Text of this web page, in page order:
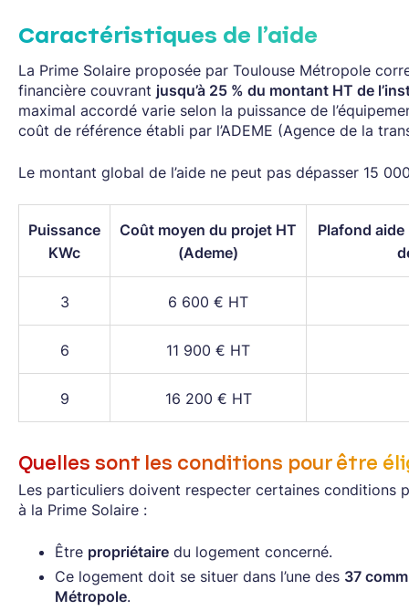
Caractéristiques de l’aide
La Prime Solaire proposée par Toulouse Métropole
financière couvrant jusqu’à 25 % du montant HT de
maximal accordé varie selon la puissance de
coût de référence établi par l’ADEME (Agence de la
Le montant global de l’aide ne peut pas dépasser 15
Puissance
KWc
Coût moyen du projet HT
(Ademe)
Plafond
3 6 600 € HT
6 11 900 € HT
9 16 200 € HT
Quelles sont les conditions pour être
Les particuliers doivent respecter certaines conditions
à la Prime Solaire :
Être propriétaire du logement concerné.
Ce logement doit se situer dans l’une des 37
Métropole.